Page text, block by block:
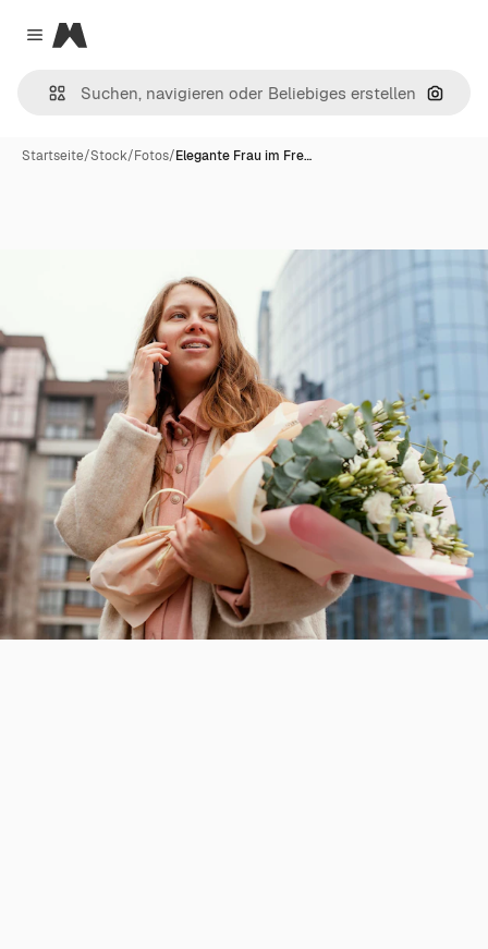
Close menu
Magnific
Nach
Startseite/Stock/Fotos/Elegante Frau im Fre…